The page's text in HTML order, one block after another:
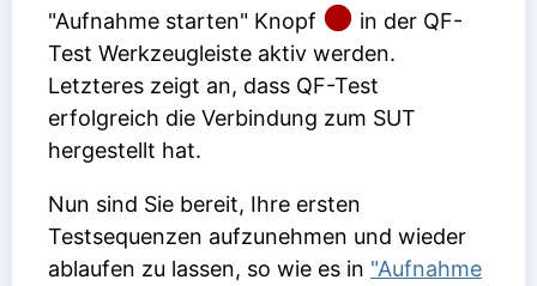
"Aufnahme starten" Knopf
in der QF-
Test Werkzeugleiste aktiv werden.
Letzteres zeigt an, dass QF-Test
erfolgreich die Verbindung zum SUT
hergestellt hat.
Nun sind Sie bereit, Ihre ersten
Testsequenzen aufzunehmen und wieder
ablaufen zu lassen, so wie es in "Aufnahme